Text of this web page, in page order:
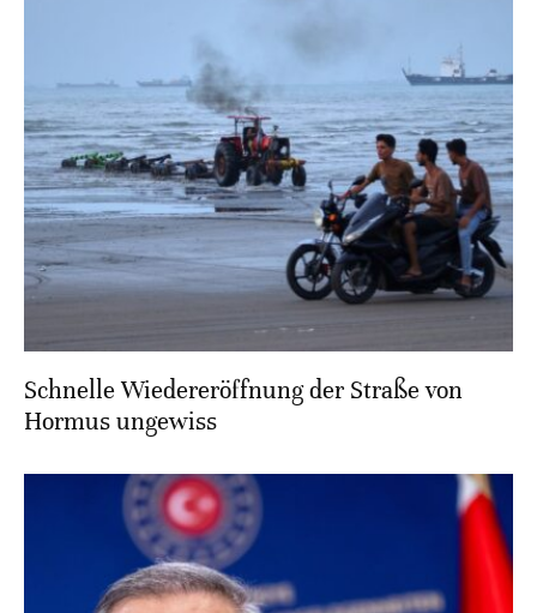
Schnelle Wiedereröffnung der Straße von
Hormus ungewiss